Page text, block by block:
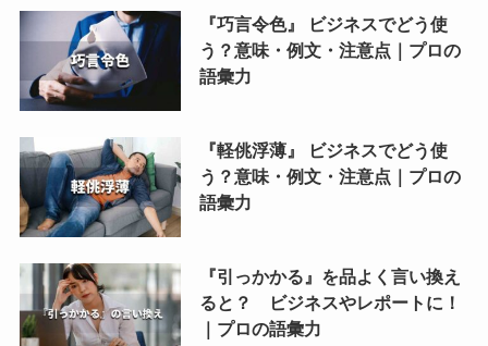
『巧言令色』 ビジネスでどう使
う？意味・例文・注意点｜プロの
語彙力
『軽佻浮薄』 ビジネスでどう使
う？意味・例文・注意点｜プロの
語彙力
『引っかかる』を品よく言い換え
ると？ ビジネスやレポートに！
｜プロの語彙力